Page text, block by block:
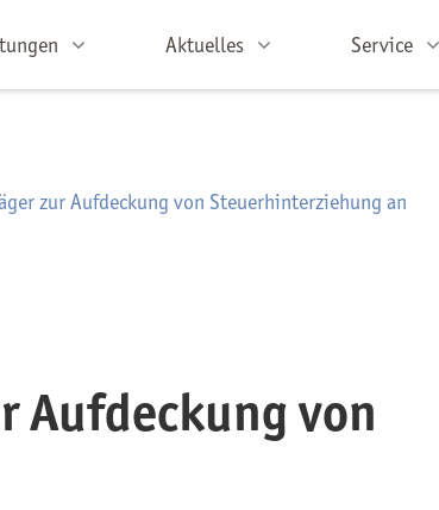
Aktuelles Service
zur Aufdeckung von Steuerhinterziehung an
Aufdeckung von